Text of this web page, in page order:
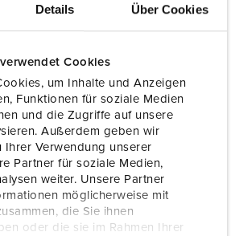
Details Über Cookies
Cookies
um Inhalte und Anzeigen
Funktionen für soziale Medien
und die Zugriffe auf unsere
Außerdem geben wir
Ihrer Verwendung unserer
Partner für soziale Medien,
weiter. Unsere Partner
möglicherweise mit
die Sie ihnen
oder die sie im Rahmen Ihrer
kunststoff
VDE
CQC